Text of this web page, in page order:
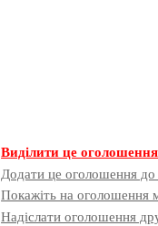
Виділити це оголошення
Додати це оголошення до
Покажіть на оголошення
Надіслати оголошення